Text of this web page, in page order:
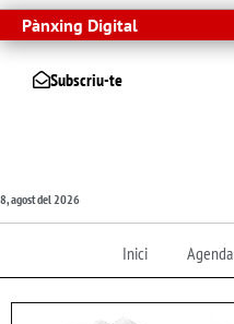
Pànxing Digital
Subscriu-te
8, agost del 2026
Inici Agenda